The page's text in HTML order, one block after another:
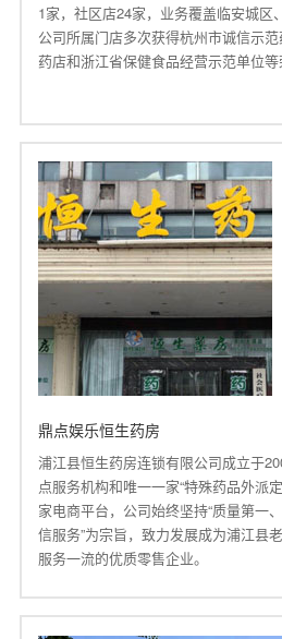
1家，社区店24家，业务覆盖临安城区
公司所属门店多次获得杭州市诚信示
药店和浙江省保健食品经营示范单位等
鼎点娱乐恒生药房
浦江县恒生药房连锁有限公司成立于
点服务机构和唯一一家“特殊药品外派
家电商平台，公司始终坚持“质量第一
信服务”为宗旨，致力发展成为浦江县
服务一流的优质零售企业。